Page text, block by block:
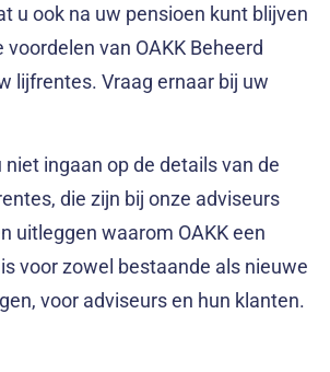
u ook na uw pensioen kunt blijven
van OAKK Beheerd
lijfrentes. Vraag ernaar bij uw
niet ingaan op de details van de
die zijn bij onze adviseurs
uitleggen waarom OAKK een
voor zowel bestaande als nieuwe
voor adviseurs en hun klanten.